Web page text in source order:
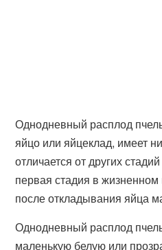
Однодневный расплод
яйцо или яйцеклад, имеет
отличается от других
первая стадия в жизненном
после откладывания яйца
Однодневный расплод
маленькую белую или